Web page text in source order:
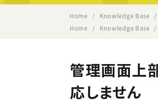
Home Knowledge Base
Home
Knowledge Base
管理画面上
応しません